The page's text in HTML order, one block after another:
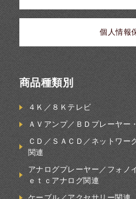
個人情報
商品種類別
４Ｋ／８Ｋテレビ
ＡＶアンプ／ＢＤプレーヤー
ＣＤ／ＳＡＣＤ／ネットワー
関連
アナログプレーヤー／フォノ
ｅｔｃアナログ関連